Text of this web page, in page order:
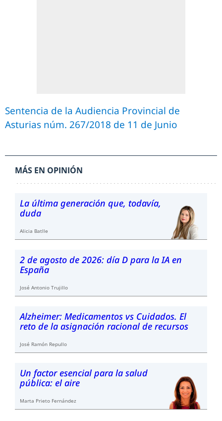
Sentencia de la Audiencia Provincial de
Asturias núm. 267/2018 de 11 de Junio
MÁS EN OPINIÓN
La última generación que, todavía,
duda
Alicia Batlle
2 de agosto de 2026: día D para la IA en
España
José Antonio Trujillo
Alzheimer: Medicamentos vs Cuidados. El
reto de la asignación racional de recursos
José Ramón Repullo
Un factor esencial para la salud
pública: el aire
Marta Prieto Fernández